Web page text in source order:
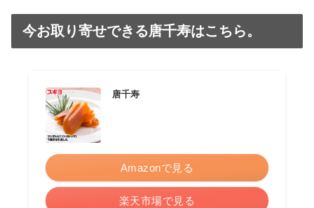
今お取り寄せできる唐千寿はこちら。
唐千寿
Amazonで見る
楽天市場で見る